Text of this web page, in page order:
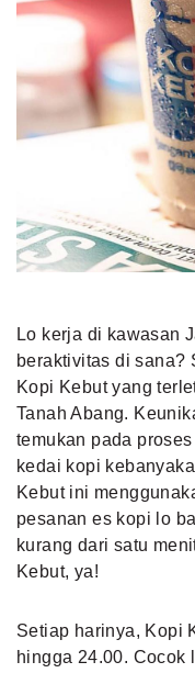
Lo kerja di kawasan
beraktivitas di sana?
Kopi Kebut yang
Tanah Abang.
temukan pada
kedai kopi
Kebut ini
pesanan es kopi lo
kurang dari satu
Kebut, ya!
Setiap harinya, Kopi
hingga 24.00. Cocok